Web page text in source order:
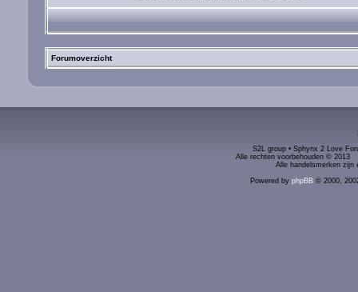
Forumoverzicht
S2L group • Sphynx 2 Love
Alle rechten voorbehouden ©
Alle handelsmerken zijn
Powered by phpBB© 2000,